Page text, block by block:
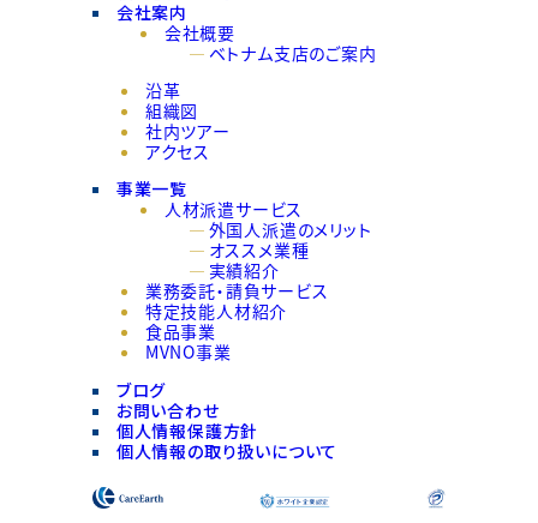
会社案内
会社概要
ベトナム支店のご案内
沿革
組織図
社内ツアー
アクセス
事業一覧
人材派遣サービス
外国人派遣のメリット
オススメ業種
実績紹介
業務委託・請負サービス
特定技能人材紹介
食品事業
MVNO事業
ブログ
お問い合わせ
個人情報保護方針
個人情報の取り扱いについて